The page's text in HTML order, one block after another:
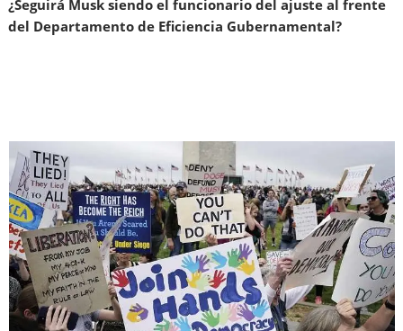
¿Seguirá Musk siendo el funcionario del ajuste al frente
del Departamento de Eficiencia Gubernamental?